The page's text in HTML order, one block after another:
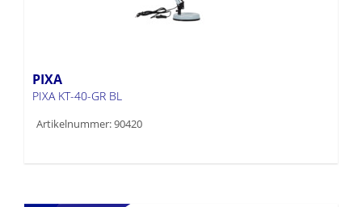
PIXA
PIXA KT-40-GR BL
Artikelnummer: 90420